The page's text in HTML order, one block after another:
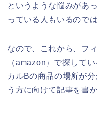
というような悩みがあ
っている人もいるので
なので、これから、フ
（amazon）で探して
カルBの商品の場所が
う方に向けて記事を書